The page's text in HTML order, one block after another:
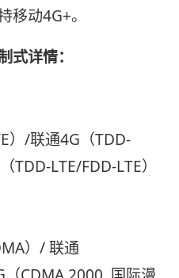
移动4G+。
式详情：
）/联通4G（TDD-
TDD-LTE/FDD-LTE）
）/ 联通